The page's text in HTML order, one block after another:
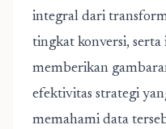
integral dari
tingkat konversi,
memberikan
efektivitas strategi
memahami data